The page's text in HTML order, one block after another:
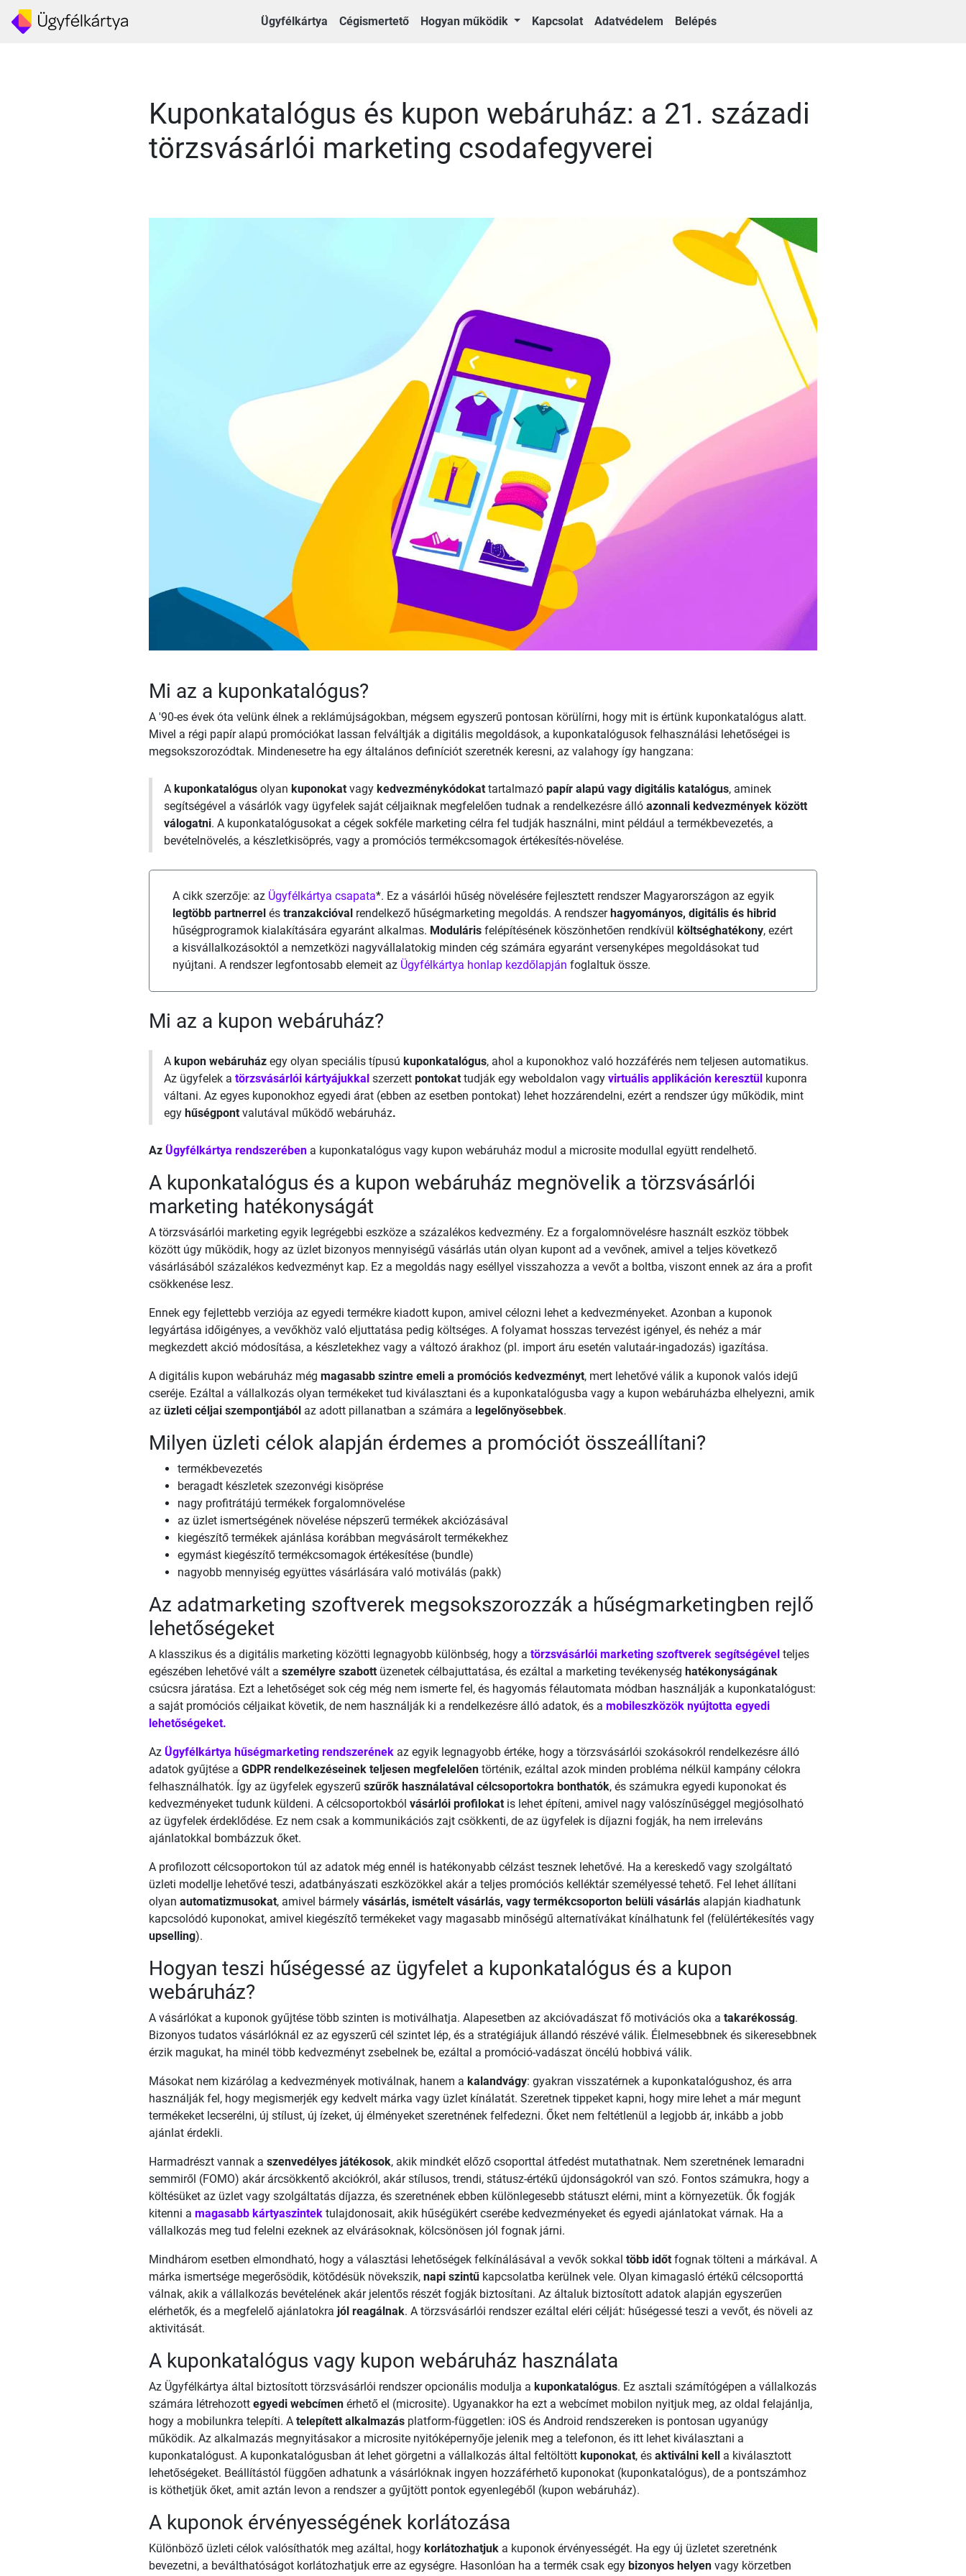
Ügyfélkártya Cégismertető Hogyan működik Kapcsolat Adatvédelem Belépés
Kuponkatalógus és kupon webáruház: a 21. századi
törzsvásárlói marketing csodafegyverei
Mi az a kuponkatalógus?
A '90-es évek óta velünk élnek a reklámújságokban, mégsem egyszerű pontosan körülírni, hogy mit is értünk kuponkatalógus alatt.
Mivel a régi papír alapú promóciókat lassan felváltják a digitális megoldások, a kuponkatalógusok felhasználási lehetőségei is
megsokszorozódtak. Mindenesetre ha egy általános definíciót szeretnék keresni, az valahogy így hangzana:
A kuponkatalógus olyan kuponokat vagy kedvezménykódokat tartalmazó papír alapú vagy digitális katalógus, aminek
segítségével a vásárlók vagy ügyfelek saját céljaiknak megfelelően tudnak a rendelkezésre álló azonnali kedvezmények között
válogatni. A kuponkatalógusokat a cégek sokféle marketing célra fel tudják használni, mint például a termékbevezetés, a
bevételnövelés, a készletkisöprés, vagy a promóciós termékcsomagok értékesítés-növelése.
A cikk szerzője: az Ügyfélkártya csapata*. Ez a vásárlói hűség növelésére fejlesztett rendszer Magyarországon az egyik
legtöbb partnerrel és tranzakcióval rendelkező hűségmarketing megoldás. A rendszerhagyományos, digitális és hibrid
hűségprogramok kialakítására egyaránt alkalmas. Moduláris felépítésének köszönhetően rendkívül költséghatékony, ezért
a kisvállalkozásoktól a nemzetközi nagyvállalatokig minden cég számára egyaránt versenyképes megoldásokat tud
nyújtani. A rendszer legfontosabb elemeit az Ügyfélkártya honlap kezdőlapján foglaltuk össze.
Mi az a kupon webáruház?
A kupon webáruház egy olyan speciális típusú kuponkatalógus, ahol a kuponokhoz való hozzáférés nem teljesen automatikus.
Az ügyfelek a törzsvásárlói kártyájukkal szerzett pontokat tudják egy weboldalon vagy virtuális applikáción keresztül kuponra
váltani. Az egyes kuponokhoz egyedi árat (ebben az esetben pontokat) lehet hozzárendelni, ezért a rendszer úgy működik, mint
egy hűségpont valutával működő webáruház.
Az Ügyfélkártya rendszerében a kuponkatalógus vagy kupon webáruház modul a microsite modullal együtt rendelhető.
A kuponkatalógus és a kupon webáruház megnövelik a törzsvásárlói
marketing hatékonyságát
A törzsvásárlói marketing egyik legrégebbi eszköze a százalékos kedvezmény. Ez a forgalomnövelésre használt eszköz többek
között úgy működik, hogy az üzlet bizonyos mennyiségű vásárlás után olyan kupont ad a vevőnek, amivel a teljes következő
vásárlásából százalékos kedvezményt kap. Ez a megoldás nagy eséllyel visszahozza a vevőt a boltba, viszont ennek az ára a profit
csökkenése lesz.
Ennek egy fejlettebb verziója az egyedi termékre kiadott kupon, amivel célozni lehet a kedvezményeket. Azonban a kuponok
legyártása időigényes, a vevőkhöz való eljuttatása pedig költséges. A folyamat hosszas tervezést igényel, és nehéz a már
megkezdett akció módosítása, a készletekhez vagy a változó árakhoz (pl. import áru esetén valutaár-ingadozás) igazítása.
A digitális kupon webáruház még magasabb szintre emeli a promóciós kedvezményt, mert lehetővé válik a kuponok valós idejű
cseréje. Ezáltal a vállalkozás olyan termékeket tud kiválasztani és a kuponkatalógusba vagy a kupon webáruházba elhelyezni, amik
az üzleti céljai szempontjából az adott pillanatban a számára a legelőnyösebbek.
Milyen üzleti célok alapján érdemes a promóciót összeállítani?
termékbevezetés
beragadt készletek szezonvégi kisöprése
nagy profitrátájú termékek forgalomnövelése
az üzlet ismertségének növelése népszerű termékek akciózásával
kiegészítő termékek ajánlása korábban megvásárolt termékekhez
egymást kiegészítő termékcsomagok értékesítése (bundle)
nagyobb mennyiség együttes vásárlására való motiválás (pakk)
Az adatmarketing szoftverek megsokszorozzák a hűségmarketingben rejlő
lehetőségeket
A klasszikus és a digitális marketing közötti legnagyobb különbség, hogy a törzsvásárlói marketing szoftverek segítségével teljes
egészében lehetővé vált a személyre szabott üzenetek célbajuttatása, és ezáltal a marketing tevékenység hatékonyságának
csúcsra járatása. Ezt a lehetőséget sok cég még nem ismerte fel, és hagyomás félautomata módban használják a kuponkatalógust:
a saját promóciós céljaikat követik, de nem használják ki a rendelkezésre álló adatok, és a mobileszközök nyújtotta egyedi
lehetőségeket.
Az Ügyfélkártya hűségmarketing rendszerének az egyik legnagyobb értéke, hogy a törzsvásárlói szokásokról rendelkezésre álló
adatok gyűjtése a GDPR rendelkezéseinek teljesen megfelelően történik, ezáltal azok minden probléma nélkül kampány célokra
felhasználhatók. Így az ügyfelek egyszerű szűrők használatával célcsoportokra bonthatók, és számukra egyedi kuponokat és
kedvezményeket tudunk küldeni. A célcsoportokból vásárlói profilokat is lehet építeni, amivel nagy valószínűséggel megjósolható
az ügyfelek érdeklődése. Ez nem csak a kommunikációs zajt csökkenti, de az ügyfelek is díjazni fogják, ha nem irreleváns
ajánlatokkal bombázzuk őket.
A profilozott célcsoportokon túl az adatok még ennél is hatékonyabb célzást tesznek lehetővé. Ha a kereskedő vagy szolgáltató
üzleti modellje lehetővé teszi, adatbányászati eszközökkel akár a teljes promóciós kelléktár személyessé tehető. Fel lehet állítani
olyan automatizmusokat, amivel bármely vásárlás, ismételt vásárlás, vagy termékcsoporton belüli vásárlás alapján kiadhatunk
kapcsolódó kuponokat, amivel kiegészítő termékeket vagy magasabb minőségű alternatívákat kínálhatunk fel (felülértékesítés vagy
upselling).
Hogyan teszi hűségessé az ügyfelet a kuponkatalógus és a kupon
webáruház?
A vásárlókat a kuponok gyűjtése több szinten is motiválhatja. Alapesetben az akcióvadászat fő motivációs oka a takarékosság.
Bizonyos tudatos vásárlóknál ez az egyszerű cél szintet lép, és a stratégiájuk állandó részévé válik. Élelmesebbnek és sikeresebbnek
érzik magukat, ha minél több kedvezményt zsebelnek be, ezáltal a promóció-vadászat öncélú hobbivá válik.
Másokat nem kizárólag a kedvezmények motiválnak, hanem a kalandvágy: gyakran visszatérnek a kuponkatalógushoz, és arra
használják fel, hogy megismerjék egy kedvelt márka vagy üzlet kínálatát. Szeretnek tippeket kapni, hogy mire lehet a már megunt
termékeket lecserélni, új stílust, új ízeket, új élményeket szeretnének felfedezni. Őket nem feltétlenül a legjobb ár, inkább a jobb
ajánlat érdekli.
Harmadrészt vannak a szenvedélyes játékosok, akik mindkét előző csoporttal átfedést mutathatnak. Nem szeretnének lemaradni
semmiről (FOMO) akár árcsökkentő akciókról, akár stílusos, trendi, státusz-értékű újdonságokról van szó. Fontos számukra, hogy a
költésüket az üzlet vagy szolgáltatás díjazza, és szeretnének ebben különlegesebb státuszt elérni, mint a környezetük. Ők fogják
kitenni a magasabb kártyaszintek tulajdonosait, akik hűségükért cserébe kedvezményeket és egyedi ajánlatokat várnak. Ha a
vállalkozás meg tud felelni ezeknek az elvárásoknak, kölcsönösen jól fognak járni.
Mindhárom esetben elmondható, hogy a választási lehetőségek felkínálásával a vevők sokkal több időt fognak tölteni a márkával. A
márka ismertsége megerősödik, kötődésük növekszik, napi szintű kapcsolatba kerülnek vele. Olyan kimagasló értékű célcsoporttá
válnak, akik a vállalkozás bevételének akár jelentős részét fogják biztosítani. Az általuk biztosított adatok alapján egyszerűen
elérhetők, és a megfelelő ajánlatokra jól reagálnak. A törzsvásárlói rendszer ezáltal eléri célját: hűségessé teszi a vevőt, és növeli az
aktivitását.
A kuponkatalógus vagy kupon webáruház használata
Az Ügyfélkártya által biztosított törzsvásárlói rendszer opcionális modulja a kuponkatalógus. Ez asztali számítógépen a vállalkozás
számára létrehozott egyedi webcímen érhető el (microsite). Ugyanakkor ha ezt a webcímet mobilon nyitjuk meg, az oldal felajánlja,
hogy a mobilunkra telepíti. A telepített alkalmazás platform-független: iOS és Android rendszereken is pontosan ugyanúgy
működik. Az alkalmazás megnyitásakor a microsite nyitóképernyője jelenik meg a telefonon, és itt lehet kiválasztani a
kuponkatalógust. A kuponkatalógusban át lehet görgetni a vállalkozás által feltöltött kuponokat, és aktiválni kell a kiválasztott
lehetőségeket. Beállítástól függően adhatunk a vásárlóknak ingyen hozzáférhető kuponokat (kuponkatalógus), de a pontszámhoz
is köthetjük őket, amit aztán levon a rendszer a gyűjtött pontok egyenlegéből (kupon webáruház).
A kuponok érvényességének korlátozása
Különböző üzleti célok valósíthatók meg azáltal, hogy korlátozhatjuk a kuponok érvényességét. Ha egy új üzletet szeretnénk
bevezetni, a beválthatóságot korlátozhatjuk erre az egységre. Hasonlóan ha a termék csak egy bizonyos helyen vagy körzetben